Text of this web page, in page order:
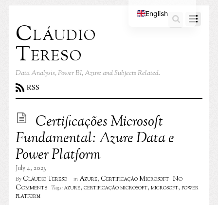
Cláudio
Tereso
Data Analysis, Power BI, Azure and Subjects Related.
RSS
Certificações Microsoft
Fundamental: Azure Data e
Power Platform
July 4, 2023
By Cláudio Tereso in Azure, Certificação Microsoft No
Comments Tags:azure,certificação microsoft,microsoft,power
platform
English